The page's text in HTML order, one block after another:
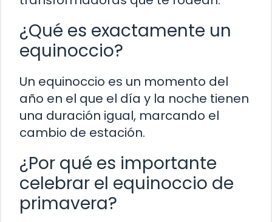
¿Qué es exactamente un
equinoccio?
Un equinoccio es un momento del
año en el que el día y la noche tienen
una duración igual, marcando el
cambio de estación.
¿Por qué es importante
celebrar el equinoccio de
primavera?